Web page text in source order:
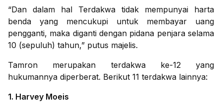
“Dan dalam hal Terdakwa tidak mempunyai harta
benda yang mencukupi untuk membayar uang
pengganti, maka diganti dengan pidana penjara selama
10 (sepuluh) tahun,” putus majelis.
Tamron merupakan terdakwa ke-12 yang
hukumannya diperberat. Berikut 11 terdakwa lainnya:
1. Harvey Moeis